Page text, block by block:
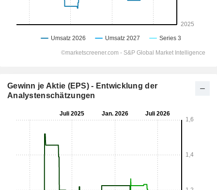
Gewinn je Aktie (EPS) - Entwicklung der
Analystenschätzungen